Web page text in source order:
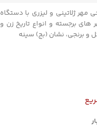
مهر ژلاتینی و لیزری با دستگاه
های برجسته و انواع تاریخ زن و
و برنجی، نشان (بج) سینه